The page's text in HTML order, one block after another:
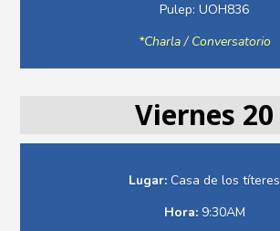
Pulep: UOH836
*Charla / Conversatorio
Viernes 20
Lugar: Casa de los títeres
Hora:9:30AM